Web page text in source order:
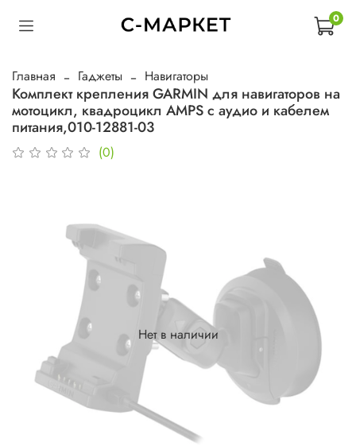
0
Главная Гаджеты Навигаторы
Комплект крепления GARMIN для навигаторов на
мотоцикл, квадроцикл AMPS с аудио и кабелем
питания,010-12881-03
(0)
Нет в наличии